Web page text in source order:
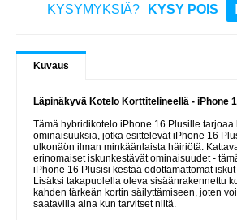
KYSYMYKSIÄ? KYSY POIS
Kuvaus
Läpinäkyvä Kotelo Korttitelineellä - iPhone
Tämä hybridikotelo iPhone 16 Plusille tarjoaa
ominaisuuksia, jotka esittelevät iPhone 16
ulkonäön ilman minkäänlaista häiriötä.
erinomaiset iskunkestävät ominaisuudet -
iPhone 16 Plusisi kestää odottamattomat
Lisäksi takapuolella oleva sisäänrakennettu
kahden tärkeän kortin säilyttämiseen, joten
saatavilla aina kun tarvitset niitä.